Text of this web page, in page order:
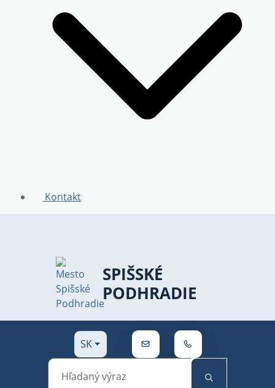
Kontakt
SPIŠSKÉ
PODHRADIE
SKSlovensky
info@spisskepodhradie.sk
+421 53 41 951 11
Hľadaný výraz